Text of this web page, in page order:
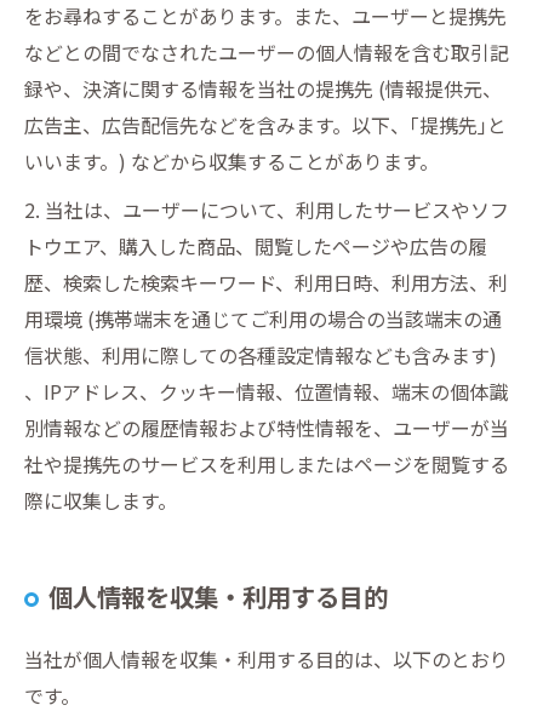
をお尋ねすることがあります。また、ユーザーと提携先
などとの間でなされたユーザーの個人情報を含む取引記
録や、決済に関する情報を当社の提携先 (情報提供元、
広告主、広告配信先などを含みます。以下、｢提携先｣と
いいます。) などから収集することがあります。
2. 当社は、ユーザーについて、利用したサービスやソフ
トウエア、購入した商品、閲覧したページや広告の履
歴、検索した検索キーワード、利用日時、利用方法、利
用環境 (携帯端末を通じてご利用の場合の当該端末の通
信状態、利用に際しての各種設定情報なども含みます)
、IPアドレス、クッキー情報、位置情報、端末の個体識
別情報などの履歴情報および特性情報を、ユーザーが当
社や提携先のサービスを利用しまたはページを閲覧する
際に収集します。
個人情報を収集・利用する目的
当社が個人情報を収集・利用する目的は、以下のとおり
です。